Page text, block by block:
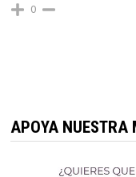
0
APOYA NUESTRA